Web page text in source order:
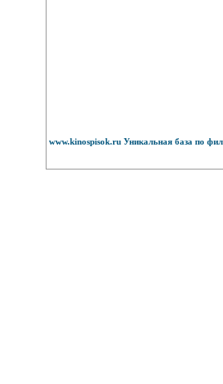
www.kinospisok.ru Уникальная база по